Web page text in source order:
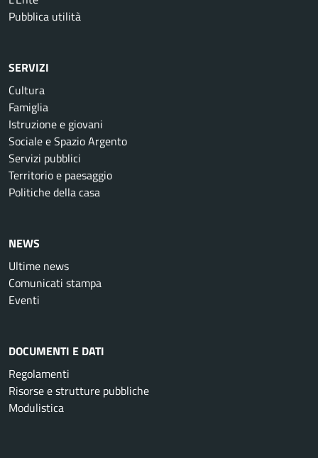
Pubblica utilità
SERVIZI
Cultura
Famiglia
Istruzione e giovani
Sociale e Spazio Argento
Servizi pubblici
Territorio e paesaggio
Politiche della casa
NEWS
Ultime news
Comunicati stampa
Eventi
DOCUMENTI E DATI
Regolamenti
Risorse e strutture pubbliche
Modulistica